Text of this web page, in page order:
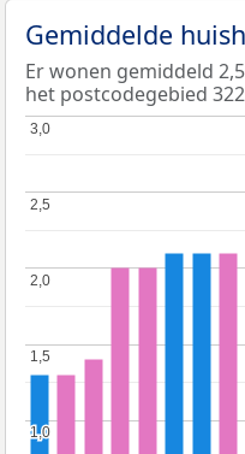
Gemiddelde
Er wonen gemiddeld
het postcodegebied
1,0
1,0
1,5
1,5
2,0
2,0
2,5
2,5
3,0
3,0